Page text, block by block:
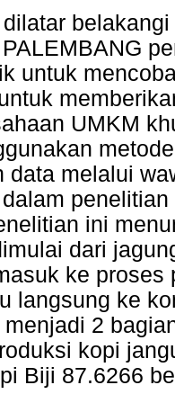
untuk
UMKM
data melalui
ini
dari
ke
langsung ke
2
kopi
Biji 87.6266